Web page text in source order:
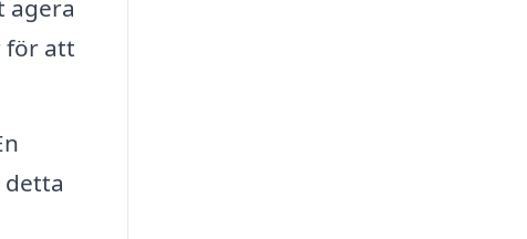
agera
för att
detta